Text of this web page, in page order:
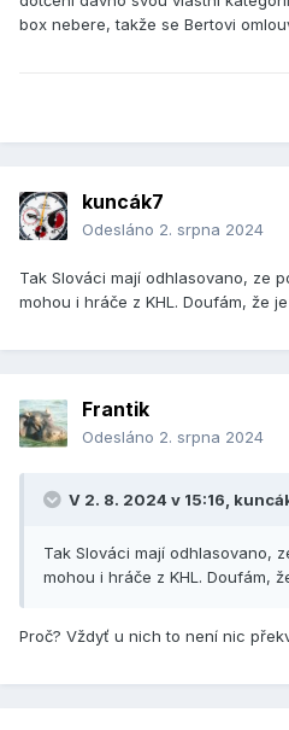
box nebere, takže se Bertovi
kuncák7
Odesláno 2. srpna 2024
Tak Slováci mají odhlasovano, ze
mohou i hráče z KHL. Doufám, že
Frantik
Odesláno 2. srpna 2024
V 2. 8. 2024 v 15:16,
Tak Slováci mají odhlasovano,
mohou i hráče z KHL. Doufám,
Proč? Vždyť u nich to není nic